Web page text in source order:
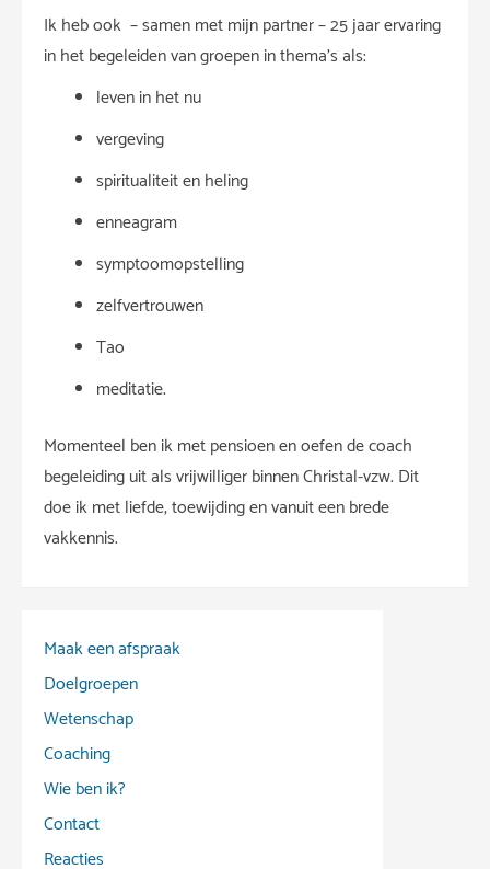
Ik heb ook – samen met mijn partner – 25 jaar ervaring
in het begeleiden van groepen in thema’s als:
leven in het nu
vergeving
spiritualiteit en heling
enneagram
symptoomopstelling
zelfvertrouwen
Tao
meditatie.
Momenteel ben ik met pensioen en oefen de coach
begeleiding uit als vrijwilliger binnen Christal-vzw. Dit
doe ik met liefde, toewijding en vanuit een brede
vakkennis.
Maak een afspraak
Doelgroepen
Wetenschap
Coaching
Wie ben ik?
Contact
Reacties